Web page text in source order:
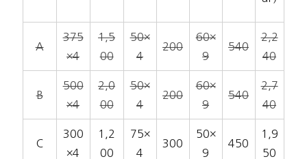
A
375
×4
1,5
00
50×
4
200
60×
9
540
2,2
40
B
500
×4
2,0
00
50×
4
200
60×
9
540
2,7
40
C
300
×4
1,2
00
75×
4
300
50×
9
450
1,9
50